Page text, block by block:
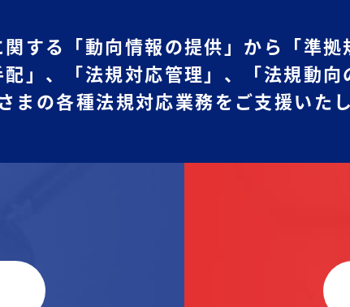
する「動向情報の提供」から 「準
」、
「法規対応管理」、「法規動
まの各種法規対応業務をご支援いたし